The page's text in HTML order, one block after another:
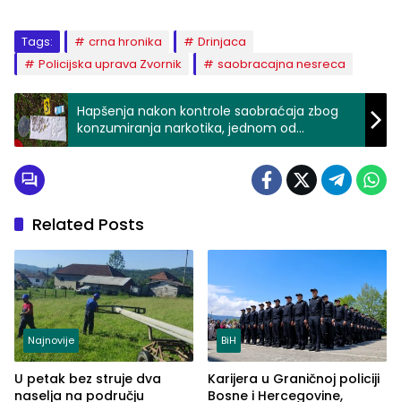
Tags: crna hronika
Drinjaca
Policijska uprava Zvornik
saobracajna nesreca
Hapšenja nakon kontrole saobraćaja zbog
konzumiranja narkotika, jednom od
uhapšenih pronašli skoro 30 grama
Related Posts
Najnovije
U petak bez struje dva
naselja na području
BiH
Karijera u Graničnoj policiji
Bosne i Hercegovine,